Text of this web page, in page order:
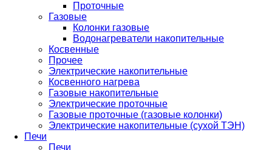
Проточные
Газовые
Колонки газовые
Водонагреватели накопительные
Косвенные
Прочее
Электрические накопительные
Косвенного нагрева
Газовые накопительные
Электрические проточные
Газовые проточные (газовые колонки)
Электрические накопительные (сухой ТЭН)
Печи
Печи